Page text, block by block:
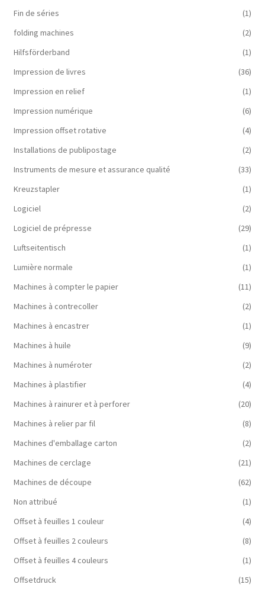
Fin de séries
(1)
folding machines
(2)
Hilfsförderband
(1)
Impression de livres
(36)
Impression en relief
(1)
Impression numérique
(6)
Impression offset rotative
(4)
Installations de publipostage
(2)
Instruments de mesure et assurance qualité
(33)
Kreuzstapler
(1)
Logiciel
(2)
Logiciel de prépresse
(29)
Luftseitentisch
(1)
Lumière normale
(1)
Machines à compter le papier
(11)
Machines à contrecoller
(2)
Machines à encastrer
(1)
Machines à huile
(9)
Machines à numéroter
(2)
Machines à plastifier
(4)
Machines à rainurer et à perforer
(20)
Machines à relier par fil
(8)
Machines d'emballage carton
(2)
Machines de cerclage
(21)
Machines de découpe
(62)
Non attribué
(1)
Offset à feuilles 1 couleur
(4)
Offset à feuilles 2 couleurs
(8)
Offset à feuilles 4 couleurs
(1)
Offsetdruck
(15)